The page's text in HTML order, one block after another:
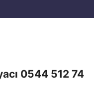
0544 512 74